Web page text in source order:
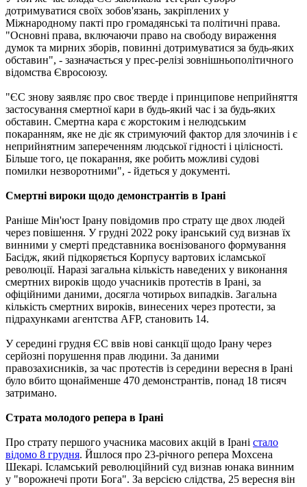
дотримуватися своїх зобов'язань, закріплених у
Міжнародному пакті про громадянські та політичні права.
"Основні права, включаючи право на свободу вираження
думок та мирних зборів, повинні дотримуватися за будь-яких
обставин", - зазначається у прес-релізі зовнішньополітичного
відомства Євросоюзу.
"ЄС знову заявляє про своє тверде і принципове неприйняття
застосування смертної кари в будь-який час і за будь-яких
обставин. Смертна кара є жорстоким і нелюдським
покаранням, яке не діє як стримуючий фактор для злочинів і є
неприйнятним запереченням людської гідності і цілісності.
Більше того, це покарання, яке робить можливі судові
помилки незворотними", - йдеться у документі.
Смертні вироки щодо демонстрантів в Ірані
Раніше Мін'юст Ірану повідомив про страту ще двох людей
через повішення. У грудні 2022 року іранський суд визнав їх
винними у смерті представника воєнізованого формування
Басідж, який підкоряється Корпусу вартових ісламської
революції. Наразі загальна кількість наведених у виконання
смертних вироків щодо учасників протестів в Ірані, за
офіційними даними, досягла чотирьох випадків. Загальна
кількість смертних вироків, винесених через протести, за
підрахунками агентства AFP, становить 14.
У середині грудня ЄС ввів нові санкції щодо Ірану через
серйозні порушення прав людини. За даними
правозахисників, за час протестів із середини вересня в Ірані
було вбито щонайменше 470 демонстрантів, понад 18 тисяч
затримано.
Страта молодого репера в Ірані
Про страту першого учасника масових акцій в Ірані стало
відомо 8 грудня. Йшлося про 23-річного репера Мохсена
Шекарі. Ісламський революційний суд визнав юнака винним
у "ворожнечі проти Бога". За версією слідства, 25 вересня він